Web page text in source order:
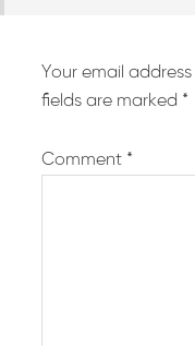
Your email
fields are marked *
Comment *